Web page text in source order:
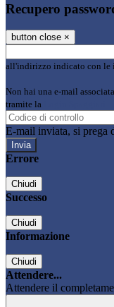
Recupero
button close ×
all'indirizzo indicato con le
Non hai una e-mail
tramite la
E-mail inviata, si prega
Errore
Chiudi
Successo
Chiudi
Informazione
Chiudi
Attendere...
Attendere il